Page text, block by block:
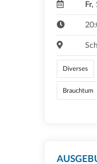
Fr,
Diverses
Brauchtum